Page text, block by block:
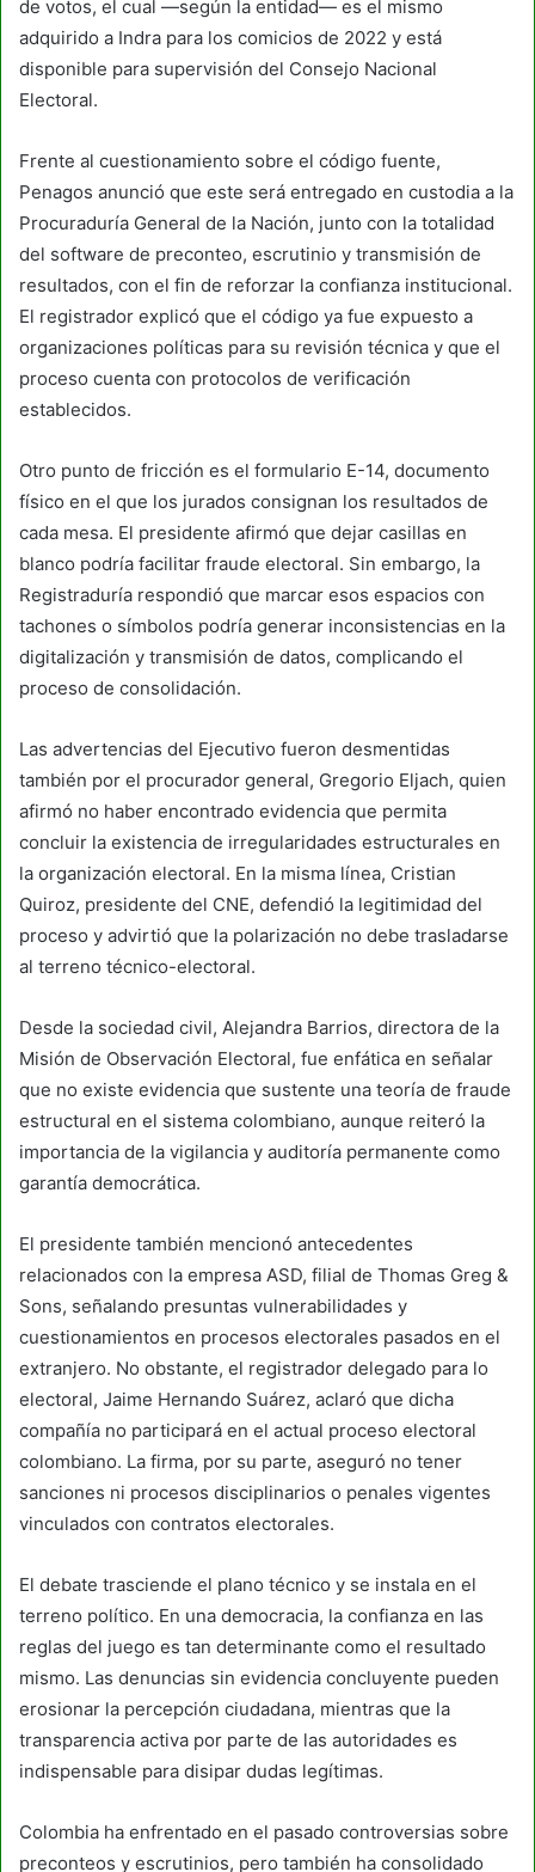
de votos, el cual —según la entidad— es el mismo
adquirido a Indra para los comicios de 2022 y está
disponible para supervisión del Consejo Nacional
Electoral.
Frente al cuestionamiento sobre el código fuente,
Penagos anunció que este será entregado en custodia a la
Procuraduría General de la Nación, junto con la totalidad
del software de preconteo, escrutinio y transmisión de
resultados, con el fin de reforzar la confianza institucional.
El registrador explicó que el código ya fue expuesto a
organizaciones políticas para su revisión técnica y que el
proceso cuenta con protocolos de verificación
establecidos.
Otro punto de fricción es el formulario E-14, documento
físico en el que los jurados consignan los resultados de
cada mesa. El presidente afirmó que dejar casillas en
blanco podría facilitar fraude electoral. Sin embargo, la
Registraduría respondió que marcar esos espacios con
tachones o símbolos podría generar inconsistencias en la
digitalización y transmisión de datos, complicando el
proceso de consolidación.
Las advertencias del Ejecutivo fueron desmentidas
también por el procurador general, Gregorio Eljach, quien
afirmó no haber encontrado evidencia que permita
concluir la existencia de irregularidades estructurales en
la organización electoral. En la misma línea, Cristian
Quiroz, presidente del CNE, defendió la legitimidad del
proceso y advirtió que la polarización no debe trasladarse
al terreno técnico-electoral.
Desde la sociedad civil, Alejandra Barrios, directora de la
Misión de Observación Electoral, fue enfática en señalar
que no existe evidencia que sustente una teoría de fraude
estructural en el sistema colombiano, aunque reiteró la
importancia de la vigilancia y auditoría permanente como
garantía democrática.
El presidente también mencionó antecedentes
relacionados con la empresa ASD, filial de Thomas Greg &
Sons, señalando presuntas vulnerabilidades y
cuestionamientos en procesos electorales pasados en el
extranjero. No obstante, el registrador delegado para lo
electoral, Jaime Hernando Suárez, aclaró que dicha
compañía no participará en el actual proceso electoral
colombiano. La firma, por su parte, aseguró no tener
sanciones ni procesos disciplinarios o penales vigentes
vinculados con contratos electorales.
El debate trasciende el plano técnico y se instala en el
terreno político. En una democracia, la confianza en las
reglas del juego es tan determinante como el resultado
mismo. Las denuncias sin evidencia concluyente pueden
erosionar la percepción ciudadana, mientras que la
transparencia activa por parte de las autoridades es
indispensable para disipar dudas legítimas.
Colombia ha enfrentado en el pasado controversias sobre
preconteos y escrutinios, pero también ha consolidado